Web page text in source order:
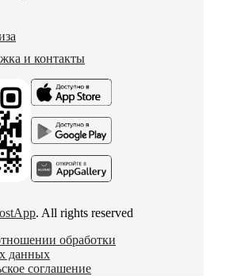
и контакты
. All rights reserved
обработки
данных
соглашение